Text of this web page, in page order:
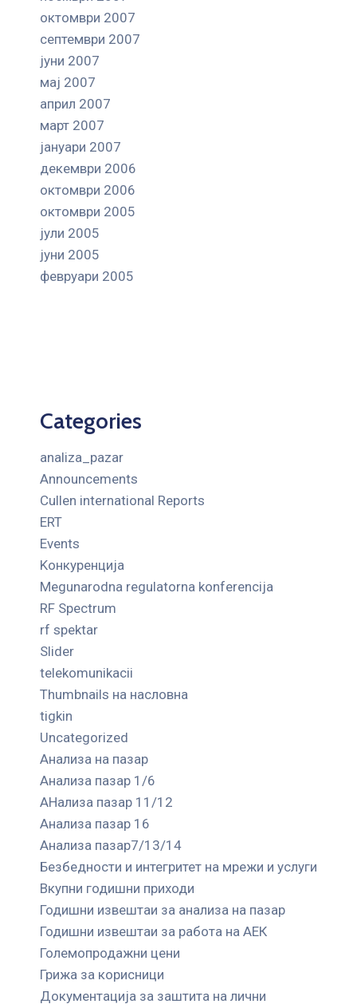
октомври 2007
септември 2007
јуни 2007
мај 2007
април 2007
март 2007
јануари 2007
декември 2006
октомври 2006
октомври 2005
јули 2005
јуни 2005
февруари 2005
Categories
analiza_pazar
Announcements
Cullen international Reports
ERT
Events
Kонкуренција
Megunarodna regulatorna konferencija
RF Spectrum
rf spektar
Slider
telekomunikacii
Thumbnails на насловна
tigkin
Uncategorized
Анализа на пазар
Анализа пазар 1/6
АНализа пазар 11/12
Анализа пазар 16
Анализа пазар7/13/14
Безбедности и интегритет на мрежи и услуги
Вкупни годишни приходи
Годишни извештаи за анализа на пазар
Годишни извештаи за работа на АЕК
Големопродажни цени
Грижа за корисници
Документација за заштита на лични